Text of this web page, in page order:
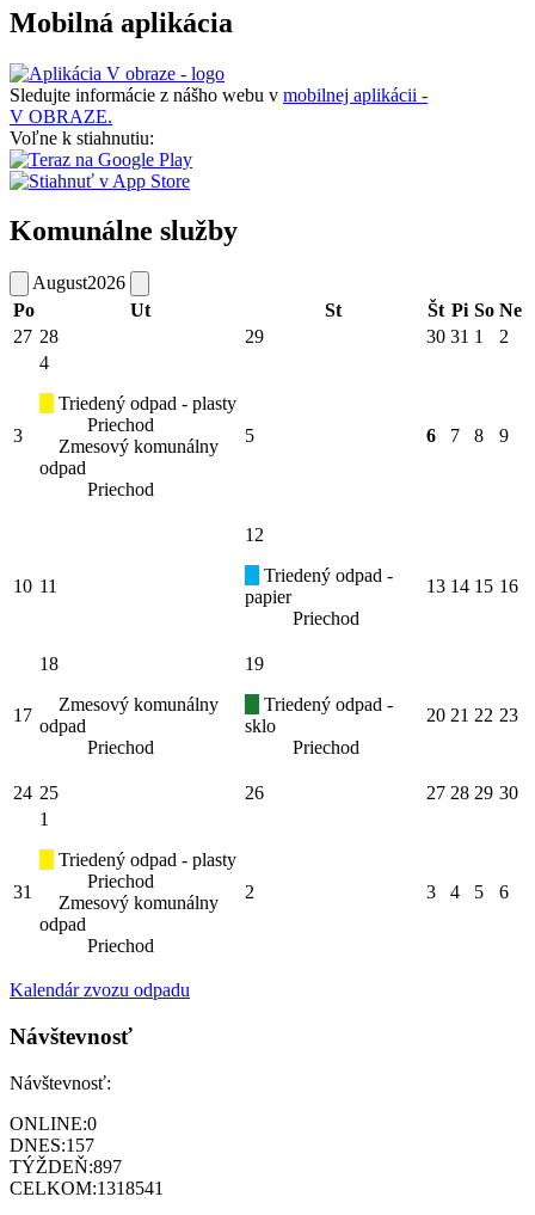
Mobilná aplikácia
Sledujte informácie z nášho webu v mobilnej aplikácii -
V OBRAZE.
Voľne k stiahnutiu:
Komunálne služby
August2026
Po
Ut St Št Pi So Ne
27 28 29 30 31 1 2
3
4
Triedený odpad - plasty
Priechod
Zmesový komunálny
odpad
Priechod
5 6 7 8 9
10 11
12
Triedený odpad -
papier
Priechod
13 14 15 16
17
18
Zmesový komunálny
odpad
Priechod
19
Triedený odpad -
sklo
Priechod
20 21 22 23
24 25 26 27 28 29 30
31
1
Triedený odpad - plasty
Priechod
Zmesový komunálny
odpad
Priechod
2 3 4 5 6
Kalendár zvozu odpadu
Návštevnosť
Návštevnosť:
ONLINE:0
DNES:157
TÝŽDEŇ:897
CELKOM:1318541